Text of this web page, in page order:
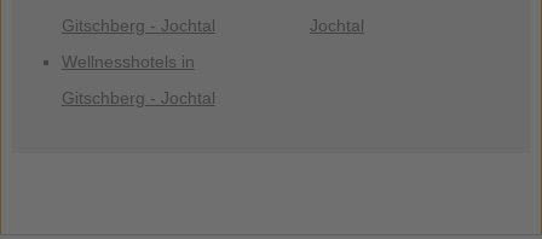
Gitschberg - Jochtal
Wellnesshotels in
Gitschberg - Jochtal
Jochtal